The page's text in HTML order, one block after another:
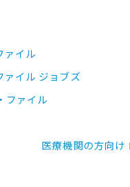
ァイル
ァイル ジョブズ
ファイル
医療機関の方向け